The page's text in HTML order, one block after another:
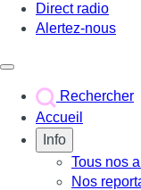
Direct radio
Alertez-nous
Rechercher
Accueil
Info
Tous nos
Nos